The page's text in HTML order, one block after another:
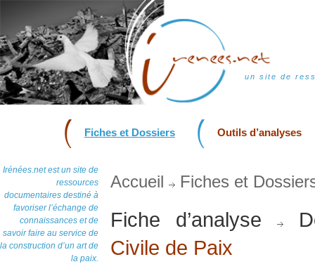
un site de
Fiches et Dossiers Outils d’analyses
Irénées.net est un site de
ressources
documentaires destiné à
favoriser l’échange de
connaissances et de
savoir faire au service de
la construction d’un art de
la paix.
Accueil Fiches et
Fiche d’analyse
Civile de Paix